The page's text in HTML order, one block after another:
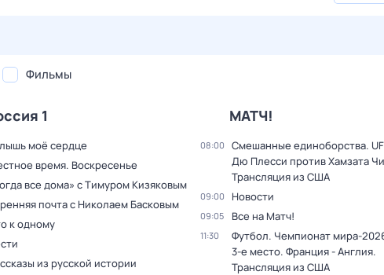
Фильмы
1
моё сердце
время. Воскресенье
все дома» с Тимуром Кизяковым
почта с Николаем Басковым
к одному
из русской истории
МАТЧ!
08:00
Смешанные единоборства.
Дю Плесси против Хамзата
Трансляция из США
09:00 Новости
09:05 Все на Матч!
11:30
Футбол. Чемпионат мира-
3-е место. Франция - Англия.
Трансляция из США